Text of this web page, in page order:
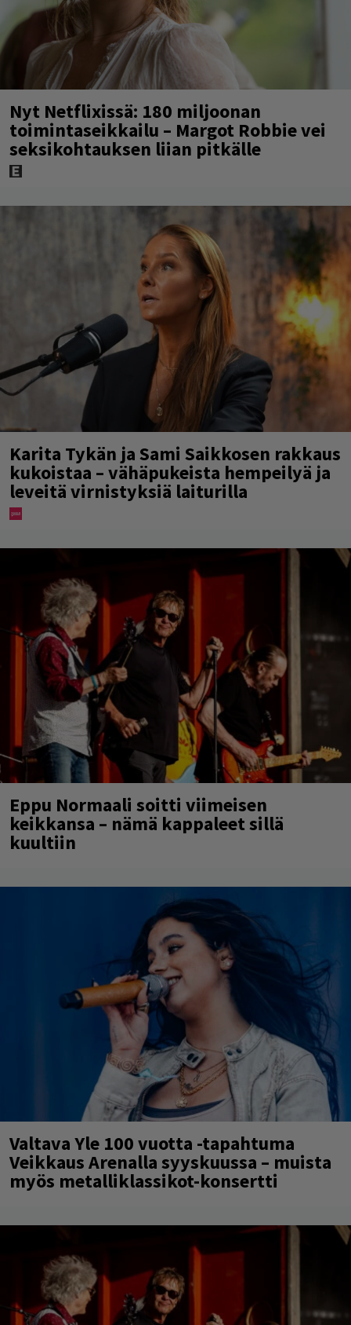
Nyt Netflixissä: 180 miljoonan
toimintaseikkailu – Margot Robbie vei
seksikohtauksen liian pitkälle
Karita Tykän ja Sami Saikkosen rakkaus
kukoistaa – vähäpukeista hempeilyä ja
leveitä virnistyksiä laiturilla
Eppu Normaali soitti viimeisen
keikkansa – nämä kappaleet sillä
kuultiin
Valtava Yle 100 vuotta -tapahtuma
Veikkaus Arenalla syyskuussa – muista
myös metalliklassikot-konsertti